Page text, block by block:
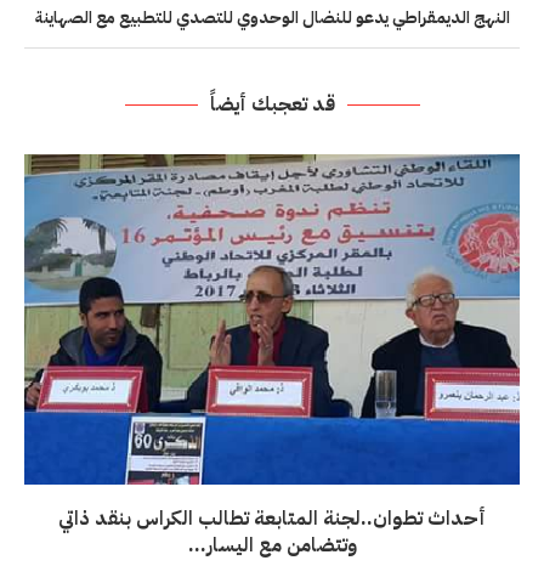
النهج الديمقراطي يدعو للنضال الوحدوي للتصدي للتطبيع مع الصهاينة
قد تعجبك أيضاً
أحداث تطوان..لجنة المتابعة تطالب الكراس بنقد ذاتي
وتتضامن مع اليسار...